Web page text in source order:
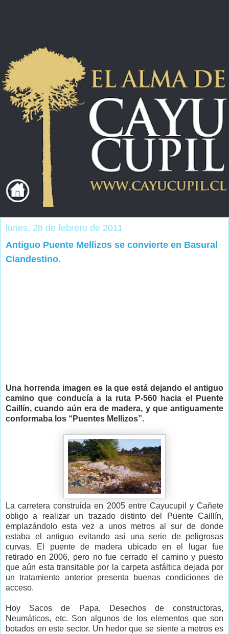
lunes, 28 de febrero de 2011
Antiguo Puente Mellizos se convierte en Basural
Clandestino.
Una horrenda imagen es la que está dejando el antiguo
camino que conducía a la ruta P-560 hacia el Puente
Caillín, cuando aún era de madera, y que antiguamente
conformaba los “Puentes Mellizos”.
La carretera construida en 2005 entre Cayucupil y Cañete
obligo a realizar un trazado distinto del Puente Caillín,
emplazándolo esta vez a unos metros al sur de donde
estaba el antiguo evitando así una serie de peligrosas
curvas. El puente de madera ubicado en el lugar fue
retirado en 2006, pero no fue cerrado el camino y puesto
que aún esta transitable por la carpeta asfáltica dejada por
un tratamiento anterior presenta buenas condiciones de
acceso.
Hoy Sacos de Papa, Desechos de constructoras,
Neumáticos, etc. Son algunos de los elementos que son
botados en este sector. Un hedor que se siente a metros es